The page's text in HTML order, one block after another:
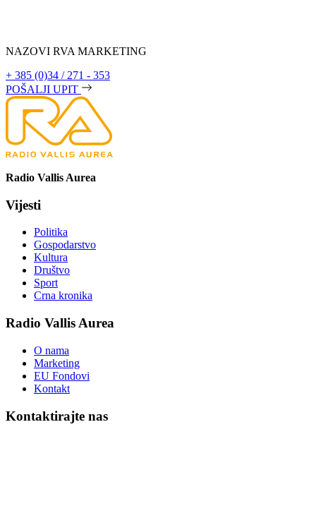
NAZOVI RVA MARKETING
+ 385 (0)34 / 271 - 353
POŠALJI UPIT
Radio Vallis Aurea
Vijesti
Politika
Gospodarstvo
Kultura
Društvo
Sport
Crna kronika
Radio Vallis Aurea
O nama
Marketing
EU Fondovi
Kontakt
Kontaktirajte nas